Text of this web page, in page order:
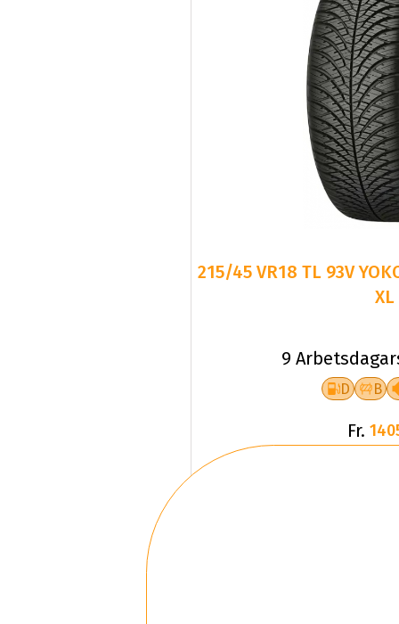
215/45 VR18 TL 93V
XL
9
D B
Fr.